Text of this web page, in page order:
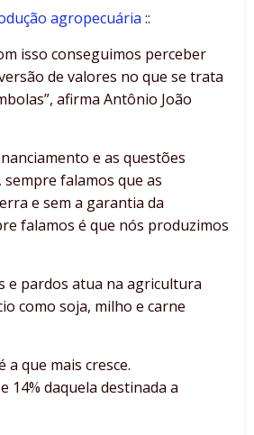
agropecuária ::
isso conseguimos perceber
de valores no que se trata
afirma Antônio João
e as questões
falamos que as
e sem a garantia da
falamos é que nós produzimos
e pardos atua na agricultura
como soja, milho e carne
a que mais cresce.
14% daquela destinada a